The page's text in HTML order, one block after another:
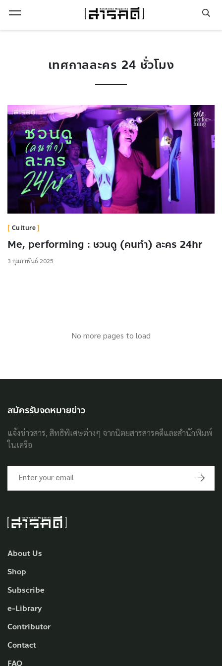
เทศกาลละคร 24 ชั่วโมง
Culture
Me, performing : ชวนดู (คนทำ) ละคร 24hr
3 กุมภาพันธ์ 2025
No more pages to load
About Us
Shop
Subscribe
e-Library
Contributor
Contact
สมัครรับจดหมายข่าว
แจ้งข่าวสาร, สิทธิพิเศษต่างๆ จากนิตยสารสารคดีและสำนักพิมพ์
ในเครือ